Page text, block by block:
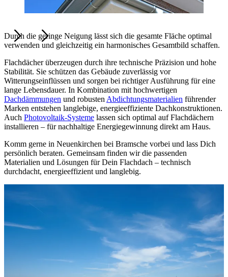
Durch die geringe Neigung lässt sich die gesamte Fläche optimal
verwenden und gleichzeitig ein harmonisches Gesamtbild schaffen.
Flachdächer überzeugen durch ihre technische Präzision und hohe
Stabilität. Sie schützen das Gebäude zuverlässig vor
Witterungseinflüssen und sorgen bei richtiger Ausführung für eine
lange Lebensdauer. In Kombination mit hochwertigen
Dachdämmungen und robusten Abdichtungsmaterialien führender
Marken entstehen langlebige, energieeffiziente Dachkonstruktionen.
Auch Photovoltaik-Systeme lassen sich optimal auf Flachdächern
installieren – für nachhaltige Energiegewinnung direkt am Haus.
Komm gerne in Neuenkirchen bei Bramsche vorbei und lass Dich
persönlich beraten. Gemeinsam finden wir die passenden
Materialien und Lösungen für Dein Flachdach – technisch
durchdacht, energieeffizient und langlebig.